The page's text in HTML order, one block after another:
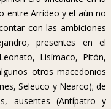
entre Arrideo y el aún no
con las ambiciones
presentes en el
Lisímaco, Pitón,
otros macedonios
Seleuco y Nearco); de
ausentes (Antípatro y